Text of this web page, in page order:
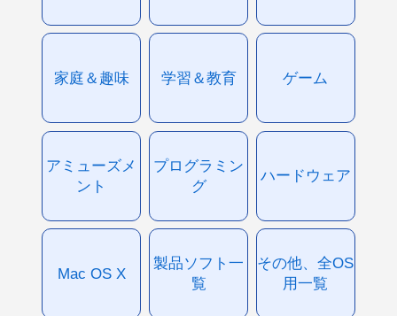
家庭＆趣味 学習＆教育 ゲーム
アミューズメ
ント
プログラミン
グ
ハードウェア
Mac OS X
製品ソフト一
覧
その他、全OS
用一覧